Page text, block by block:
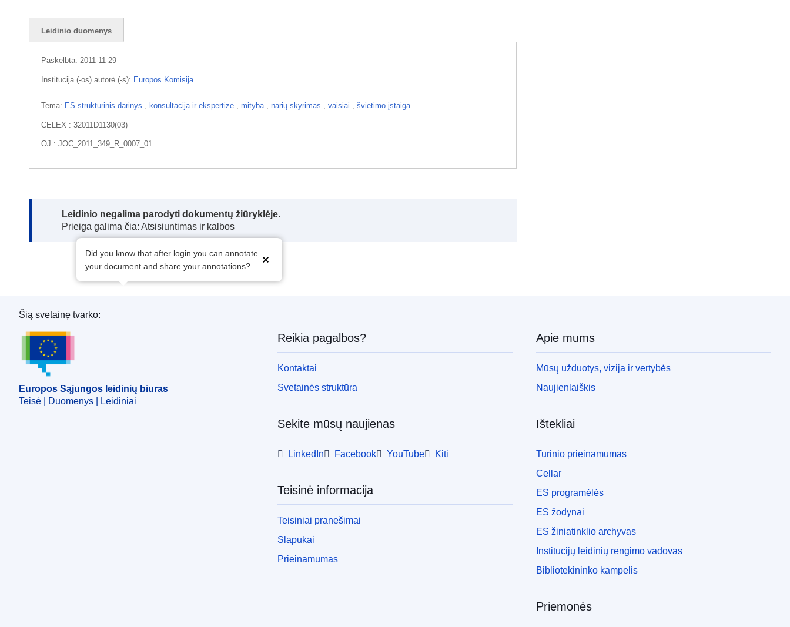
Leidinio duomenys
Paskelbta: 2011-11-29
Institucija (-os) autorė (-s): Europos Komisija
Tema: ES struktūrinis darinys , konsultacija ir ekspertizė , mityba , narių skyrimas , vaisiai , švietimo įstaiga
CELEX : 32011D1130(03)
OJ : JOC_2011_349_R_0007_01
Note:
Leidinio negalima parodyti dokumentų žiūryklėje.
Prieiga galima čia: Atsisiuntimas ir kalbos
Did you know that after login you can annotate
your document and share your annotations?
Europos Sąjungos leidinių biuras
Šią svetainę tvarko:
Europos Sąjungos leidinių biuras
Teisė | Duomenys | Leidiniai
Reikia pagalbos?
Kontaktai
Svetainės struktūra
Sekite mūsų naujienas
LinkedIn Facebook YouTube Kiti
Teisinė informacija
Teisiniai pranešimai
Slapukai
Prieinamumas
Apie mums
Mūsų užduotys, vizija ir vertybės
Naujienlaiškis
Ištekliai
Turinio prieinamumas
Cellar
ES programėlės
ES žodynai
ES žiniatinklio archyvas
Institucijų leidinių rengimo vadovas
Bibliotekininko kampelis
Priemonės